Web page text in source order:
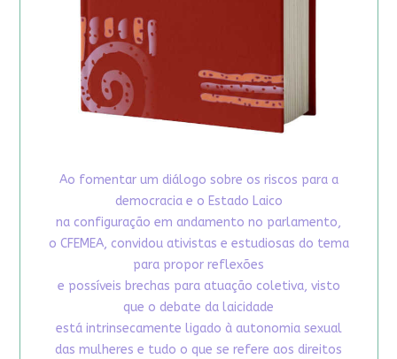
Ao fomentar um diálogo sobre os riscos para a
democracia e o Estado Laico
na configuração em andamento no parlamento,
o CFEMEA, convidou ativistas e estudiosas do tema
para propor reflexões
e possíveis brechas para atuação coletiva, visto
que o debate da laicidade
está intrinsecamente ligado à autonomia sexual
das mulheres e tudo o que se refere aos direitos